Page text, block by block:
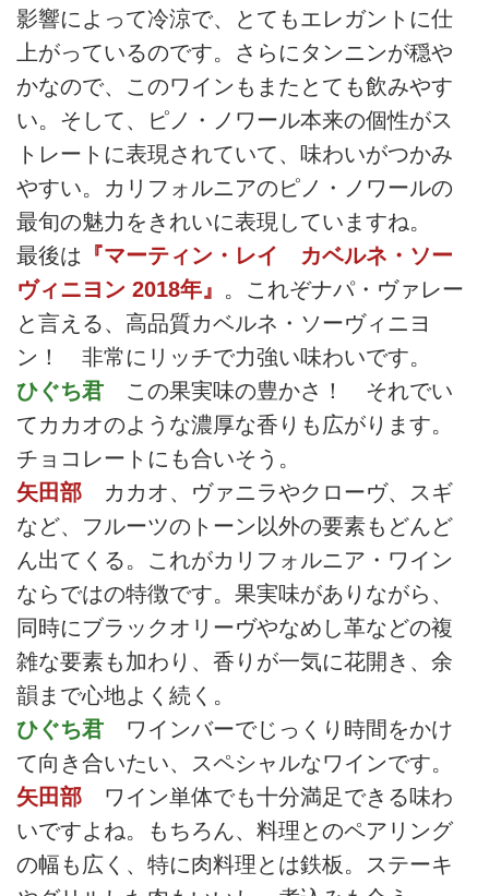
影響によって冷涼で、とてもエレガントに仕
上がっているのです。さらにタンニンが穏や
かなので、このワインもまたとても飲みやす
い。そして、ピノ・ノワール本来の個性がス
トレートに表現されていて、味わいがつかみ
やすい。カリフォルニアのピノ・ノワールの
最旬の魅力をきれいに表現していますね。
最後は 『マーティン・レイ カベルネ・ソー
ヴィニヨン 2018年』 。これぞナパ・ヴァレー
と言える、高品質カベルネ・ソーヴィニヨ
ン！ 非常にリッチで力強い味わいです。
ひぐち君 この果実味の豊かさ！ それでい
てカカオのような濃厚な香りも広がります。
チョコレートにも合いそう。
矢田部 カカオ、ヴァニラやクローヴ、スギ
など、フルーツのトーン以外の要素もどんど
ん出てくる。これがカリフォルニア・ワイン
ならではの特徴です。果実味がありながら、
同時にブラックオリーヴやなめし革などの複
雑な要素も加わり、香りが一気に花開き、余
韻まで心地よく続く。
ひぐち君 ワインバーでじっくり時間をかけ
て向き合いたい、スペシャルなワインです。
矢田部 ワイン単体でも十分満足できる味わ
いですよね。もちろん、料理とのペアリング
の幅も広く、特に肉料理とは鉄板。ステーキ